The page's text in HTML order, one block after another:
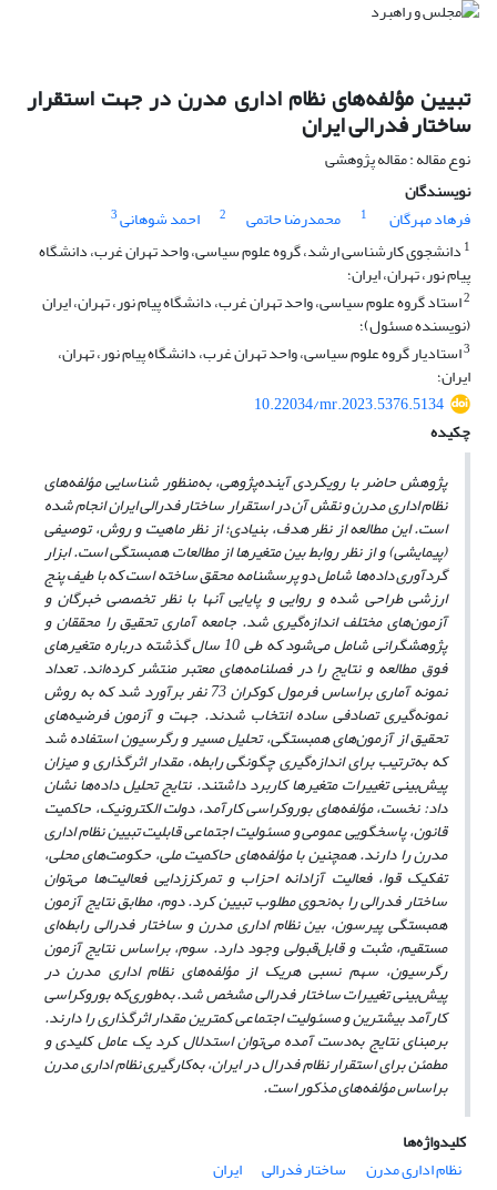
تبیین مؤلفه‌های نظام اداری مدرن در جهت استقرار
ساختار فدرالی ایران
نوع مقاله : مقاله پژوهشی
نویسندگان
فرهاد مهرگان
1 محمدرضا حاتمی 2 احمد شوهانی3
1 دانشجوی کارشناسی ارشد، گروه علوم سیاسی، واحد تهران غرب، دانشگاه
پیام نور، تهران، ایران؛
2استاد گروه علوم سیاسی، واحد تهران غرب، دانشگاه پیام نور، تهران، ایران
(نویسنده مسئول)؛
3استادیار گروه علوم سیاسی، واحد تهران غرب، دانشگاه پیام نور، تهران،
ایران؛
10.22034/mr.2023.5376.5134
چکیده
پژوهش حاضر با رویکردی آیندهپژوهی،بهمنظورشناسایی مؤلفه‌های
نظام اداری مدرنو نقش آن در استقرارساختار فدرالی ایران انجام شده
‌است. این مطالعه از نظر هدف، بنیادی؛ از نظر ماهیت و روش، توصیفی
(پیمایشی) و از نظر روابط بین متغیرها از مطالعات همبستگی است. ابزار
گردآوری دادهها شامل دو پرسشنامه محقق ساخته است که با طیفپنج
ارزشی طراحی شده و روایی و پایایی آنها با نظر تخصصی خبرگان و
آزمونهای مختلف اندازهگیری شد. جامعه آماری تحقیق را محققان و
پژوهشگرانی شامل می‌شود که طی 10 سال گذشته درباره متغیرهای
فوق مطالعه و نتایج را در فصلنامههای معتبر منتشر کردهاند. تعداد
نمونه آماری براساس فرمول کوکران 73 نفر برآورد شد که به روش
نمونه‌گیری تصادفی ساده انتخاب شدند. جهت و آزمون فرضیه‌های
تحقیق از آزمون‌های همبستگی، تحلیل مسیر و رگرسیون استفاده شد
که بهترتیب برای اندازهگیری چگونگی رابطه، مقدار اثرگذاری و میزان
پیشبینی تغییرات متغیرها کاربرد داشتند. نتایج تحلیل داده‌ها نشان
داد: نخست، مؤلفه‌های بوروکراسی کارآمد، دولت الکترونیک، حاکمیت
قانون، پاسخگویی عمومی و مسئولیت اجتماعی قابلیت تبیین نظام اداری
مدرن را دارند. همچنین با مؤلفههای حاکمیت ملی، حکومتهای محلی،
تفکیک قوا، فعالیت آزادانه احزاب و تمرکززدایی فعالیتها میتوان
ساختار فدرالی را بهنحوی مطلوب تبیین کرد. دوم، مطابق نتایج آزمون
همبستگی پیرسون، بین نظام اداری مدرن و ساختار فدرالی رابطهای
مستقیم، مثبت و قابلقبولی وجود دارد. سوم، براساس نتایج آزمون
رگرسیون، سهم نسبی هریک از مؤلفههای نظام اداری مدرن در
پیشبینی تغییرات ساختار فدرالی مشخص شد. بهطوریکه بوروکراسی
کارآمد بیشترین و مسئولیت اجتماعی کمترین مقدار اثرگذاری را دارند.
برمبنای نتایج به‌دست آمده میتوان استدلال کرد یک عامل کلیدی و
مطمئن برای استقرار نظام فدرال در ایران، به‌کارگیری نظام اداری مدرن
براساس مؤلفههای مذکور است.
کلیدواژه‌ها
نظام اداری مدرن
ساختار فدرالی
ایران